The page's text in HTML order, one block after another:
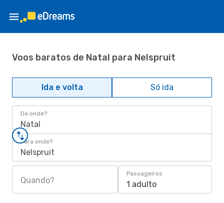
Voos baratos de Natal para Nelspruit
Ida e volta Só ida
De onde?
Natal
Para onde?
Nelspruit
Quando?
Passageiros
1 adulto